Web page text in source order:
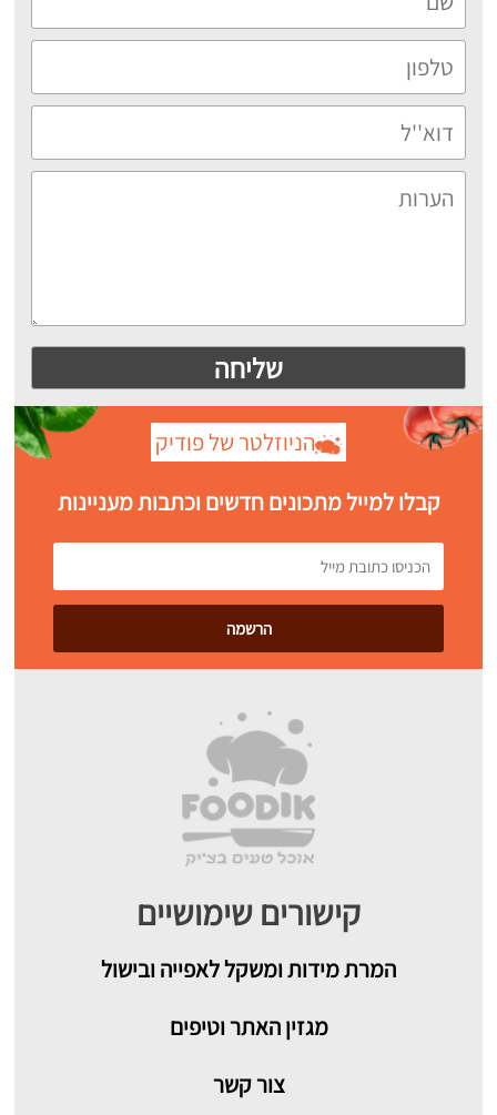
הניוזלטר של פודיק
קבלו למייל מתכונים חדשים וכתבות מעניינות
קישורים שימושיים
המרת מידות ומשקל לאפייה ובישול
מגזין האתר וטיפים
צור קשר